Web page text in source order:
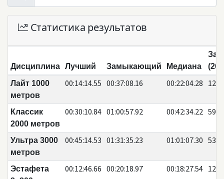
Статистика результатов
Дисциплина Лучший Замыкающий Медиана
Лайт 1000
метров
00:14:14.55 00:37:08.16 00:22:04.28 125
Классик
2000 метров
00:30:10.84 01:00:57.92 00:42:34.22 59
Ультра 3000
метров
00:45:14.53 01:31:35.23 01:01:07.30 53
Эстафета
00:12:46.66 00:20:18.97 00:18:27.54 12